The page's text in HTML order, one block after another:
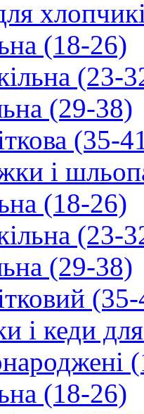
(18-26)
(23-
(29-38)
(35-
і
(18-26)
(23-
(29-38)
і кеди
(18-26)